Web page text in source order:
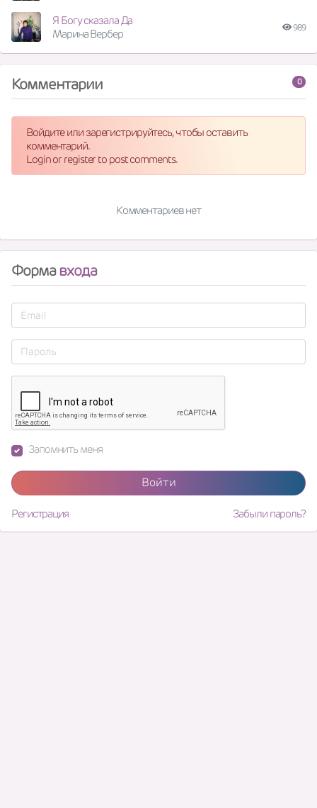
Я Богу сказала Да
Марина Вербер
989
0
Комментарии
Войдите или зарегистрируйтесь, чтобы оставить
комментарий.
Login or register to post comments.
Комментариев нет
Формавхода
Запомнить меня
Войти
Регистрация Забыли пароль?